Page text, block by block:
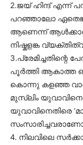
2.ജയ് ഹിന്ദ് എന്ന്
പറഞ്ഞാലോ
ആണെന്ന് ആൾക്കാർ
നിഷ്കളങ്ക
3.പ്രേമിച്ചതിന്റെ
പൂർത്തി ആകാത്ത
കൊന്നു കളഞ്ഞ
മുസ്‌ലിം യുവാവിനെ
യുവാവിനെതിരെ
4. നിലവിലെ